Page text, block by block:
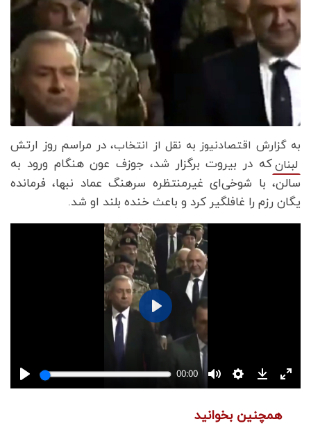
به گزارش اقتصادنیوز به نقل از انتخاب،در مراسم روز ارتش
لبنانکه در بیروت برگزار شد، جوزف عون هنگام ورود به
سالن، با شوخی‌ای غیرمنتظره سرهنگ عماد نبها، فرمانده
یگان رزم را غافلگیر کرد و باعث خنده بلند او شد.
همچنین بخوانید